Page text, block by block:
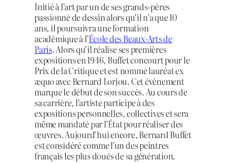
Initié à l’art par un de ses grands-pères
passionné de dessin alors qu’il n’a que 10
ans, il poursuivra une formation
académique à l’École des Beaux-Arts de
Paris. Alors qu’il réalise ses premières
expositions en 1946, Buffet concourt pour le
Prix de la Critique et est nommé lauréat ex
æquo avec Bernard Lorjou. Cet évènement
marque le début de son succès. Au cours de
sa carrière, l’artiste participe à des
expositions personnelles, collectives et sera
même mandaté par l’État pour réaliser des
œuvres. Aujourd’hui encore, Bernard Buffet
est considéré comme l’un des peintres
français les plus doués de sa génération.